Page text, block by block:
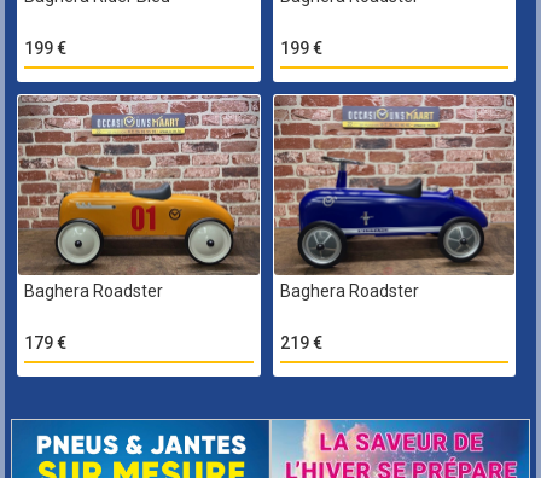
199 € 199 €
Baghera Roadster
179 €
Baghera Roadster
219 €